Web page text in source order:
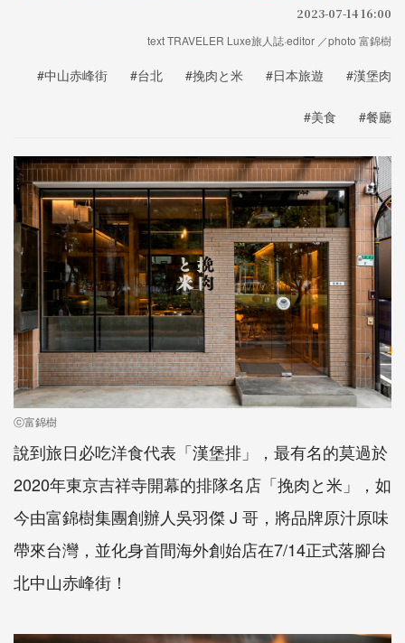
2023-07-14 16:00
text TRAVELER Luxe旅人誌·editor ／photo 富錦樹
#中山赤峰街 #台北 #挽肉と米 #日本旅遊 #漢堡肉
#美食 #餐廳
ⓒ富錦樹
說到旅日必吃洋食代表「漢堡排」，最有名的莫過於
2020年東京吉祥寺開幕的排隊名店「挽肉と米」，如
今由富錦樹集團創辦人吳羽傑 J 哥，將品牌原汁原味
帶來台灣，並化身首間海外創始店在7/14正式落腳台
北中山赤峰街！